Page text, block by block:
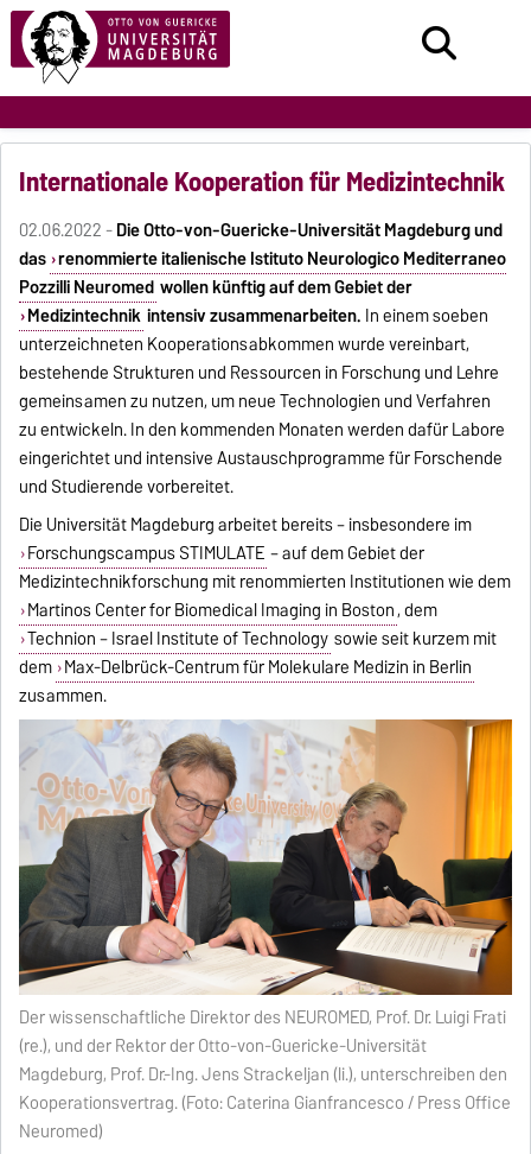
Internationale Kooperation für Medizintechnik
02.06.2022 -Die Otto-von-Guericke-Universität Magdeburg und
das renommierte italienische Istituto Neurologico Mediterraneo
Pozzilli Neuromed wollen künftig auf dem Gebiet der
Medizintechnik intensiv zusammenarbeiten. In einem soeben
unterzeichneten Kooperationsabkommen wurde vereinbart,
bestehende Strukturen und Ressourcen in Forschung und Lehre
gemeinsamen zu nutzen, um neue Technologien und Verfahren
zu entwickeln. In den kommenden Monaten werden dafür Labore
eingerichtet und intensive Austauschprogramme für Forschende
und Studierende vorbereitet.
Die Universität Magdeburg arbeitet bereits – insbesondere im
Forschungscampus STIMULATE – auf dem Gebiet der
Medizintechnikforschung mit renommierten Institutionen wie dem
Martinos Center for Biomedical Imaging in Boston, dem
Technion – Israel Institute of Technology sowie seit kurzem mit
dem Max-Delbrück-Centrum für Molekulare Medizin in Berlin
zusammen.
Der wissenschaftliche Direktor des NEUROMED, Prof. Dr. Luigi Frati
(re.), und der Rektor der Otto-von-Guericke-Universität
Magdeburg, Prof. Dr.-Ing. Jens Strackeljan (li.), unterschreiben den
Kooperationsvertrag. (Foto: Caterina Gianfrancesco / Press Office
Neuromed)